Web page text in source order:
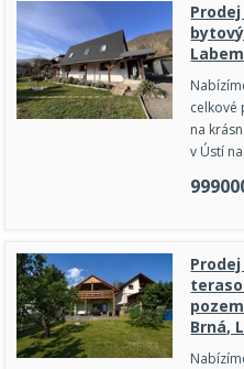
celkové
na
v Ústí
Brná,